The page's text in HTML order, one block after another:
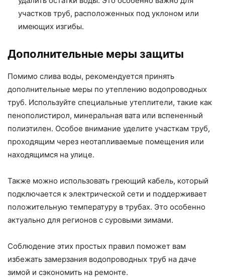
участков труб, расположенных под уклоном или
имеющих изгибы.
Дополнительные меры защиты
Помимо слива воды, рекомендуется принять
дополнительные меры по утеплению водопроводных
труб. Используйте специальные утеплители, такие как
пенополистирол, минеральная вата или вспененный
полиэтилен. Особое внимание уделите участкам труб,
проходящим через неотапливаемые помещения или
находящимся на улице.
Также можно использовать греющий кабель, который
подключается к электрической сети и поддерживает
положительную температуру в трубах. Это особенно
актуально для регионов с суровыми зимами.
Соблюдение этих простых правил поможет вам
избежать замерзания водопроводных труб на даче
зимой и сэкономить на ремонте.